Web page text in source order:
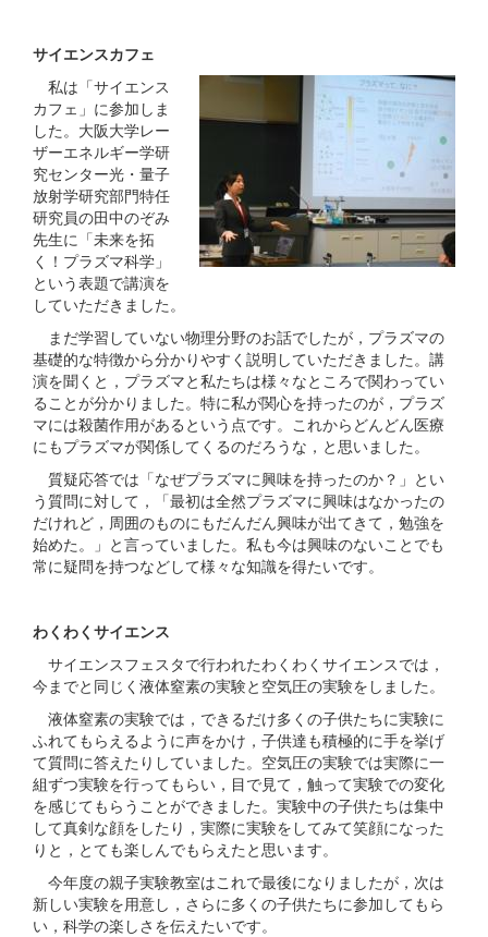
サイエンスカフェ
私は「サイエンス
カフェ」に参加しま
した。大阪大学レー
ザーエネルギー学研
究センター光・量子
放射学研究部門特任
研究員の田中のぞみ
先生に「未来を拓
く！プラズマ科学」
という表題で講演を
していただきました。
まだ学習していない物理分野のお話でしたが，プラズマの
基礎的な特徴から分かりやすく説明していただきました。講
演を聞くと，プラズマと私たちは様々なところで関わってい
ることが分かりました。特に私が関心を持ったのが，プラズ
マには殺菌作用があるという点です。これからどんどん医療
にもプラズマが関係してくるのだろうな，と思いました。
質疑応答では「なぜプラズマに興味を持ったのか？」とい
う質問に対して，「最初は全然プラズマに興味はなかったの
だけれど，周囲のものにもだんだん興味が出てきて，勉強を
始めた。」と言っていました。私も今は興味のないことでも
常に疑問を持つなどして様々な知識を得たいです。
わくわくサイエンス
サイエンスフェスタで行われたわくわくサイエンスでは，
今までと同じく液体窒素の実験と空気圧の実験をしました。
液体窒素の実験では，できるだけ多くの子供たちに実験に
ふれてもらえるように声をかけ，子供達も積極的に手を挙げ
て質問に答えたりしていました。空気圧の実験では実際に一
組ずつ実験を行ってもらい，目で見て，触って実験での変化
を感じてもらうことができました。実験中の子供たちは集中
して真剣な顔をしたり，実際に実験をしてみて笑顔になった
りと，とても楽しんでもらえたと思います。
今年度の親子実験教室はこれで最後になりましたが，次は
新しい実験を用意し，さらに多くの子供たちに参加してもら
い，科学の楽しさを伝えたいです。